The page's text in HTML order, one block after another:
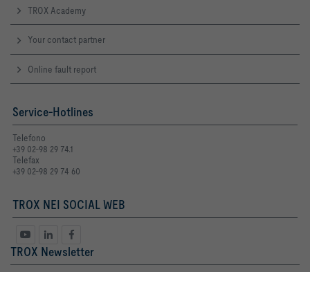
TROX Academy
Your contact partner
Online fault report
Service-Hotlines
Telefono
+39 02-98 29 74.1
Telefax
+39 02-98 29 74 60
TROX NEI SOCIAL WEB
TROX Newsletter